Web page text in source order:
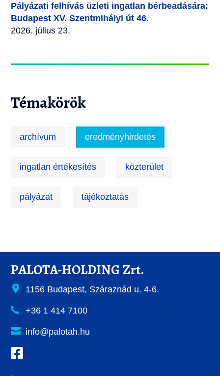
Pályázati felhívás üzleti ingatlan bérbeadására:
Budapest XV. Szentmihályi út 46.
2026. július 23.
Témakörök
archívum eredményhirdetés
ingatlan értékesítés közterület
pályázat tájékoztatás
PALOTA-HOLDING Zrt.
1156 Budapest, Száraznád u. 4-6.
+36 1 414 7100
info@palotah.hu